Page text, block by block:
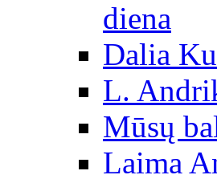
diena
Dalia
L.
Mūsų
Laima